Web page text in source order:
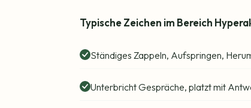
Typische Zeichen im Bereich
Ständiges Zappeln, Aufspringen,
Unterbricht Gespräche, platzt mit